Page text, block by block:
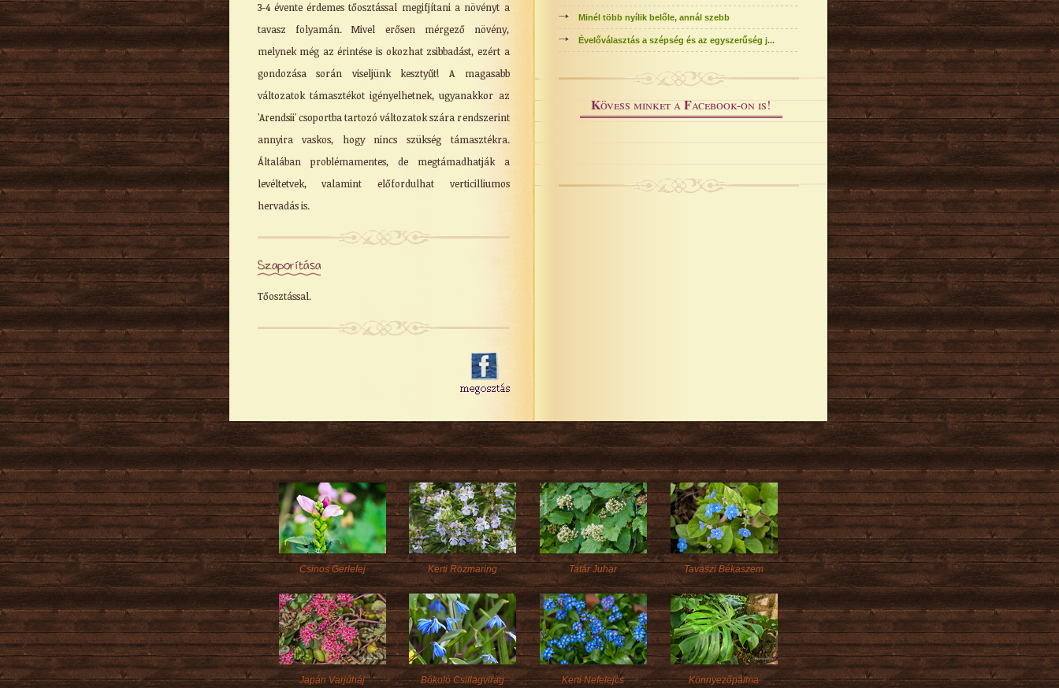
3-4 évente érdemes tőosztással megifjítani a növényt a
tavasz folyamán. Mivel erősen mérgező növény,
melynek még az érintése is okozhat zsibbadást, ezért a
gondozása során viseljünk kesztyűt! A magasabb
változatok támasztékot igényelhetnek, ugyanakkor az
'Arendsii' csoportba tartozó változatok szára rendszerint
annyira vaskos, hogy nincs szükség támasztékra.
Általában problémamentes, de megtámadhatják a
levéltetvek, valamint előfordulhat verticilliumos
hervadás is.
Szaporítása
Tőosztással.
Minél több nyílik belőle, annál szebb
Évelőválasztás a szépség és az egyszerűség j...
Kövess minket aFacebook-on is!
Csinos Gerlefej Kerti Rozmaring Tatár Juhar Tavaszi Békaszem
Japán Varjúháj Bókoló Csillagvirág Kerti Nefelejcs Könnyezőpálma